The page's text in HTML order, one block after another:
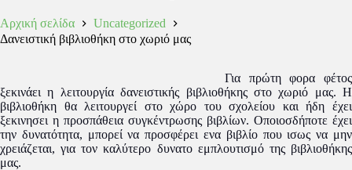
Αρχική σελίδα
Uncategorized
Δανειστική βιβλιοθήκη στο χωριό μας
Για πρώτη φορα φέτος
ξεκινάει η λειτουργία δανειστικής βιβλιοθήκης στο χωριό μας. Η
βιβλιοθήκη θα λειτουργεί στο χώρο του σχολείου και ήδη έχει
ξεκινησει η προσπάθεια συγκέντρωσης βιβλίων. Οποιοσδήποτε έχει
την δυνατότητα, μπορεί να προσφέρει ενα βιβλίο που ισως να μην
χρειάζεται, για τον καλύτερο δυνατο εμπλουτισμό της βιβλιοθήκης
μας.